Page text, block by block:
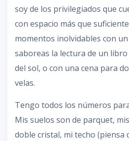
soy de los privilegiados que
con espacio más que
momentos inolvidables con
saboreas la lectura de un libro
del sol, o con una cena para
velas.
Tengo todos los números
Mis suelos son de parquet,
doble cristal, mi techo (piensa